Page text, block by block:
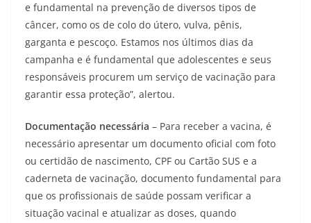
e fundamental na prevenção de diversos tipos de
câncer, como os de colo do útero, vulva, pênis,
garganta e pescoço. Estamos nos últimos dias da
campanha e é fundamental que adolescentes e seus
responsáveis procurem um serviço de vacinação para
garantir essa proteção”, alertou.
Documentação necessária – Para receber a vacina, é
necessário apresentar um documento oficial com foto
ou certidão de nascimento, CPF ou Cartão SUS e a
caderneta de vacinação, documento fundamental para
que os profissionais de saúde possam verificar a
situação vacinal e atualizar as doses, quando